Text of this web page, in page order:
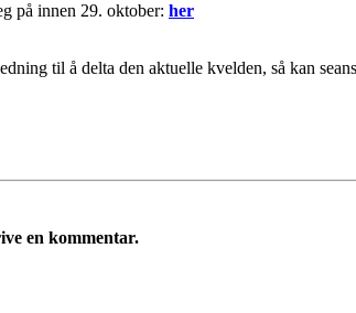
på innen 29. oktober: her
til å delta den aktuelle kvelden, så kan
en kommentar.